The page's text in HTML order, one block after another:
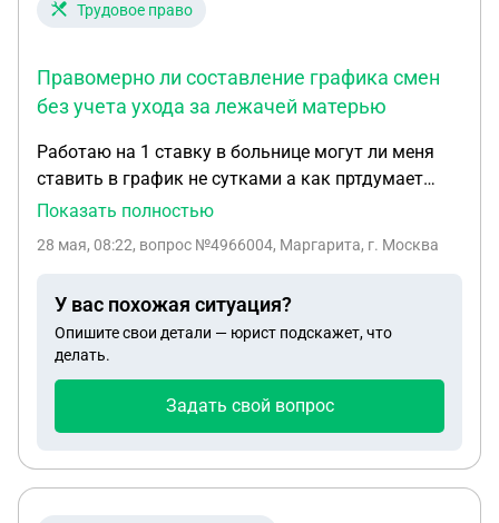
Трудовое право
Правомерно ли составление графика смен
без учета ухода за лежачей матерью
Работаю на 1 ставку в больнице могут ли меня
ставить в график не сутками а как пртдумает
старшая м.с выводит в день с8 до 13 след.день с
меня мать лежачая ей требуется уход как мне
Показать полностью
28 мая, 08:22, вопрос №4966004, Маргарита, г. Москва
У вас похожая ситуация?
Опишите свои детали — юрист подскажет, что
делать.
Задать свой вопрос